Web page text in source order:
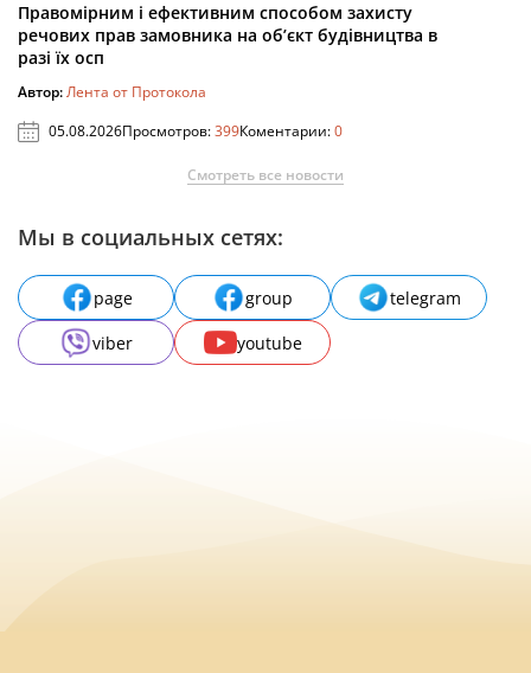
Правомірним і ефективним способом захисту
речових прав замовника на об’єкт будівництва в
разі їх осп
Автор:Лента от Протокола
05.08.2026Просмотров:399Коментарии:0
Смотреть все новости
Мы в социальных сетях:
page group
telegram
viber
youtube